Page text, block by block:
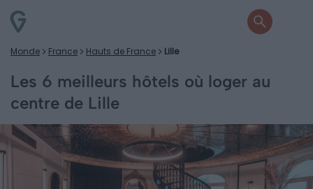
Monde France Hauts de France Lille
Les 6 meilleurs hôtels où loger au
centre de Lille